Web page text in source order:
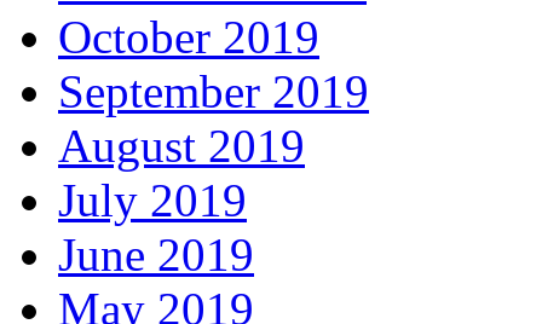
October 2019
September 2019
August 2019
July 2019
June 2019
May 2019